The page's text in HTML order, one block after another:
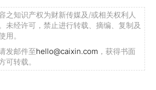
之知识产权为财新传媒及/或相关权利人
未经许可，禁止进行转载、摘编、复制及
用。
发邮件至hello@caixin.com ，获得书面
可转载。